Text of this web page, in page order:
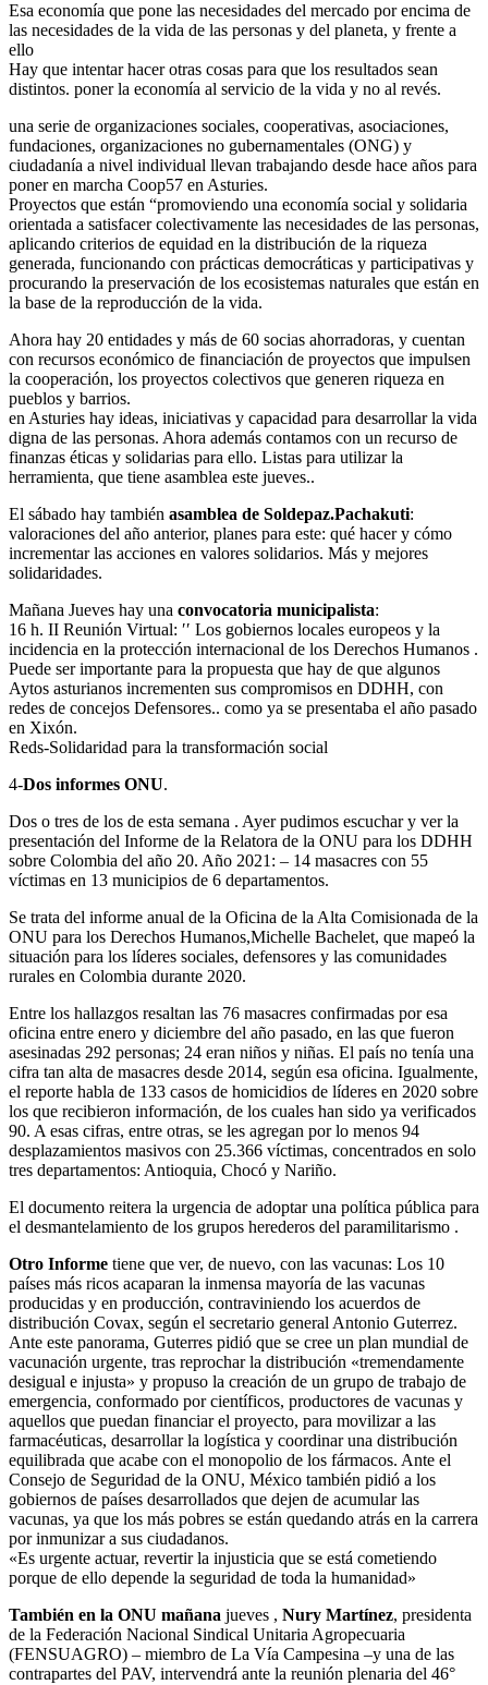
Esa economía que pone las necesidades del mercado por encima de
las necesidades de la vida de las personas y del planeta, y frente a
ello
Hay que intentar hacer otras cosas para que los resultados sean
distintos. poner la economía al servicio de la vida y no al revés.
una serie de organizaciones sociales, cooperativas, asociaciones,
fundaciones, organizaciones no gubernamentales (ONG) y
ciudadanía a nivel individual llevan trabajando desde hace años para
poner en marcha Coop57 en Asturies.
Proyectos que están “promoviendo una economía social y solidaria
orientada a satisfacer colectivamente las necesidades de las personas,
aplicando criterios de equidad en la distribución de la riqueza
generada, funcionando con prácticas democráticas y participativas y
procurando la preservación de los ecosistemas naturales que están en
la base de la reproducción de la vida.
Ahora hay 20 entidades y más de 60 socias ahorradoras, y cuentan
con recursos económico de financiación de proyectos que impulsen
la cooperación, los proyectos colectivos que generen riqueza en
pueblos y barrios.
en Asturies hay ideas, iniciativas y capacidad para desarrollar la vida
digna de las personas. Ahora además contamos con un recurso de
finanzas éticas y solidarias para ello. Listas para utilizar la
herramienta, que tiene asamblea este jueves..
El sábado hay también asamblea de Soldepaz.Pachakuti:
valoraciones del año anterior, planes para este: qué hacer y cómo
incrementar las acciones en valores solidarios. Más y mejores
solidaridades.
Mañana Jueves hay una convocatoria municipalista:
16 h. II Reunión Virtual: ′′ Los gobiernos locales europeos y la
incidencia en la protección internacional de los Derechos Humanos .
Puede ser importante para la propuesta que hay de que algunos
Aytos asturianos incrementen sus compromisos en DDHH, con
redes de concejos Defensores.. como ya se presentaba el año pasado
en Xixón.
Reds-Solidaridad para la transformación social
4-Dos informes ONU.
Dos o tres de los de esta semana . Ayer pudimos escuchar y ver la
presentación del Informe de la Relatora de la ONU para los DDHH
sobre Colombia del año 20. Año 2021: – 14 masacres con 55
víctimas en 13 municipios de 6 departamentos.
Se trata del informe anual de la Oficina de la Alta Comisionada de la
ONU para los Derechos Humanos,Michelle Bachelet, que mapeó la
situación para los líderes sociales, defensores y las comunidades
rurales en Colombia durante 2020.
Entre los hallazgos resaltan las 76 masacres confirmadas por esa
oficina entre enero y diciembre del año pasado, en las que fueron
asesinadas 292 personas; 24 eran niños y niñas. El país no tenía una
cifra tan alta de masacres desde 2014, según esa oficina. Igualmente,
el reporte habla de 133 casos de homicidios de líderes en 2020 sobre
los que recibieron información, de los cuales han sido ya verificados
90. A esas cifras, entre otras, se les agregan por lo menos 94
desplazamientos masivos con 25.366 víctimas, concentrados en solo
tres departamentos: Antioquia, Chocó y Nariño.
El documento reitera la urgencia de adoptar una política pública para
el desmantelamiento de los grupos herederos del paramilitarismo .
Otro Informe tiene que ver, de nuevo, con las vacunas: Los 10
países más ricos acaparan la inmensa mayoría de las vacunas
producidas y en producción, contraviniendo los acuerdos de
distribución Covax, según el secretario general Antonio Guterrez.
Ante este panorama, Guterres pidió que se cree un plan mundial de
vacunación urgente, tras reprochar la distribución «tremendamente
desigual e injusta» y propuso la creación de un grupo de trabajo de
emergencia, conformado por científicos, productores de vacunas y
aquellos que puedan financiar el proyecto, para movilizar a las
farmacéuticas, desarrollar la logística y coordinar una distribución
equilibrada que acabe con el monopolio de los fármacos. Ante el
Consejo de Seguridad de la ONU, México también pidió a los
gobiernos de países desarrollados que dejen de acumular las
vacunas, ya que los más pobres se están quedando atrás en la carrera
por inmunizar a sus ciudadanos.
«Es urgente actuar, revertir la injusticia que se está cometiendo
porque de ello depende la seguridad de toda la humanidad»
También en la ONU mañana jueves , Nury Martínez, presidenta
de la Federación Nacional Sindical Unitaria Agropecuaria
(FENSUAGRO) – miembro de La Vía Campesina –y una de las
contrapartes del PAV, intervendrá ante la reunión plenaria del 46°